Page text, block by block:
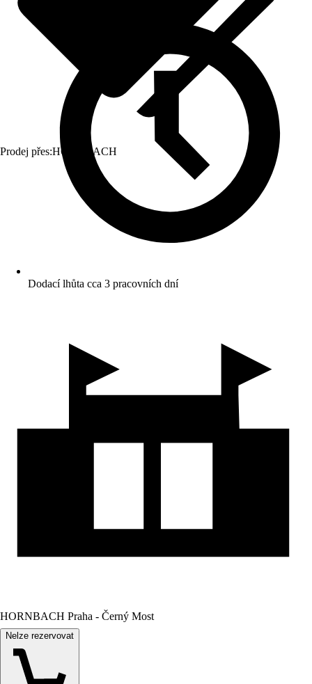
Prodej přes:HORNBACH
Dodací lhůta cca 3 pracovních dní
HORNBACH Praha - Černý Most
Nelze rezervovat